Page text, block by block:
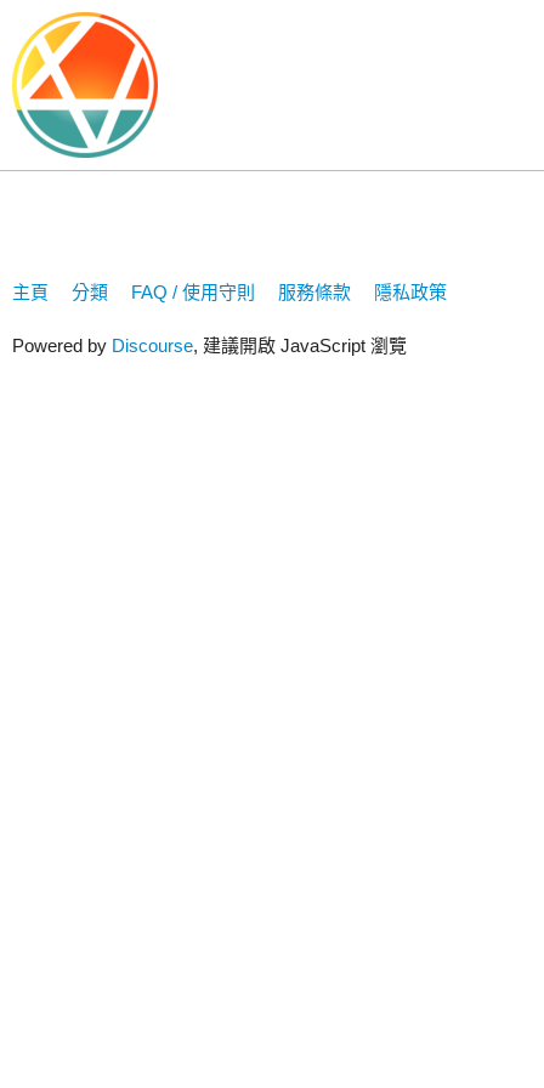
AtticusFinch
主頁 分類 FAQ / 使用守則 服務條款 隱私政策
Powered by Discourse, 建議開啟 JavaScript 瀏覽